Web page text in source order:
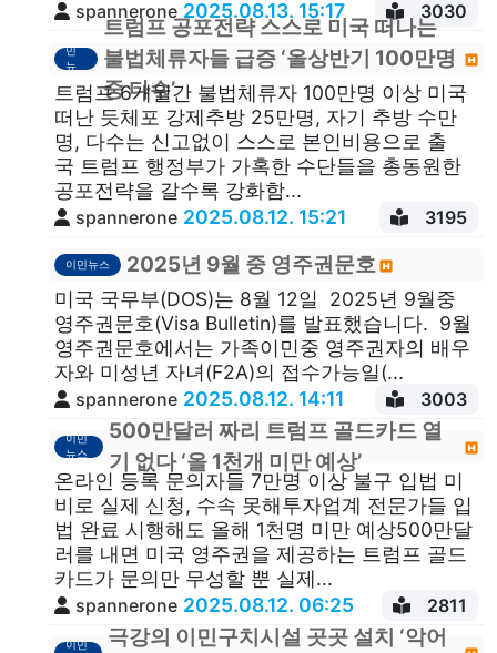
spannerone 2025.08.13. 15:17 3030
민
뉴
트럼프 공포전략 스스로 미국 떠나는
불법체류자들 급증 ‘올상반기 100만명
중 다수’
트럼프 6개월간 불법체류자 100만명 이상 미국
떠난 듯체포 강제추방 25만명, 자기 추방 수만
명, 다수는 신고없이 스스로 본인비용으로 출
국 트럼프 행정부가 가혹한 수단들을 총동원한
공포전략을 갈수록 강화함...
spannerone 2025.08.12. 15:21 3195
이민뉴스 2025년 9월 중 영주권문호
미국 국무부(DOS)는 8월 12일 2025년 9월중
영주권문호(Visa Bulletin)를 발표했습니다. 9월
영주권문호에서는 가족이민중 영주권자의 배우
자와 미성년 자녀(F2A)의 접수가능일(...
spannerone 2025.08.12. 14:11 3003
이민
뉴스
500만달러 짜리 트럼프 골드카드 열
기 없다 ‘올 1천개 미만 예상’
온라인 등록 문의자들 7만명 이상 불구 입법 미
비로 실제 신청, 수속 못해투자업계 전문가들 입
법 완료 시행해도 올해 1천명 미만 예상500만달
러를 내면 미국 영주권을 제공하는 트럼프 골드
카드가 문의만 무성할 뿐 실제...
spannerone 2025.08.12. 06:25 2811
이민
극강의 이민구치시설 곳곳 설치 ‘악어